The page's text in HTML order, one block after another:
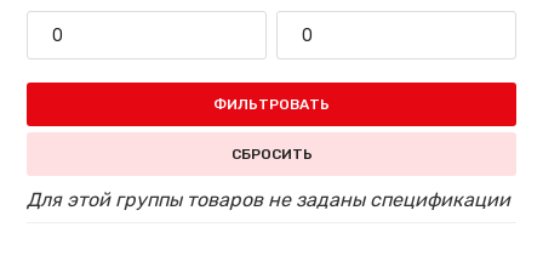
ФИЛЬТРОВАТЬ
СБРОСИТЬ
Для этой группы товаров не заданы спецификации